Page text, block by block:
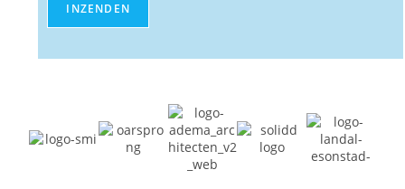
INZENDEN